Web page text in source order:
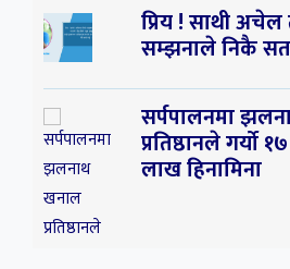
प्रिय ! साथी अचेल
सम्झनाले निकै
सर्पपालनमा
प्रतिष्ठानले गर्यो
लाख हिनामिना